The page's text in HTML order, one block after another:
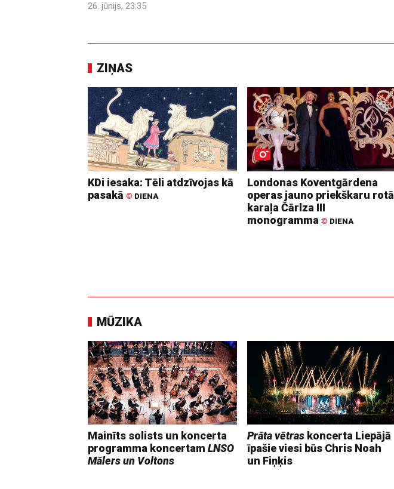
26. jūnijs, 23:35
ZIŅAS
KDi iesaka: Tēli atdzīvojas kā
pasakā © DIENA
Londonas Koventgārdena
operas jauno priekškaru rotā
karaļa Čārlza III
monogramma © DIENA
MŪZIKA
Mainīts solists un koncerta
programma koncertam LNSO
Mālers un Voltons
Prāta vētraskoncerta Liepājā
īpašie viesi būs Chris Noah
un Fiņķis